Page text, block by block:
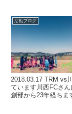
活動ブログ
2018.03.17 TRM vs
ています川西FCさ
創部から23年経ちま